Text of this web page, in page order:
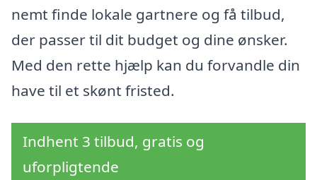
nemt finde lokale gartnere og få tilbud,
der passer til dit budget og dine ønsker.
Med den rette hjælp kan du forvandle din
have til et skønt fristed.
Indhent 3 tilbud, gratis og
uforpligtende